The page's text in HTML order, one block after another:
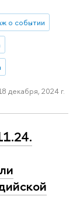
о событии
декабря, 2024 г.